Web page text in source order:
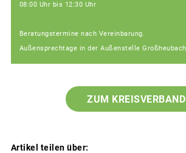
08:00 Uhr bis 12:30 Uhr
Beratungstermine nach Vereinbarung.
Außensprechtage in der Außenstelle
ZUM KREISVERBAND
Artikel teilen über: